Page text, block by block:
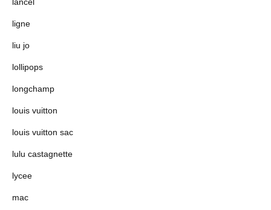
ligne
liu jo
lollipops
longchamp
louis vuitton
louis vuitton sac
lulu castagnette
lycee
mac